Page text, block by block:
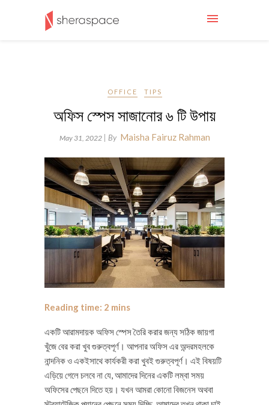
OFFICE TIPS
অফিস স্পেস সাজানোর ৬ টি উপায়
May 31, 2022 | By Maisha Fairuz Rahman
একটি আরামদায়ক অফিস স্পেস তৈরি করার জন্য সঠিক জায়গা
খুঁজে বের করা খুব গুরুত্বপূর্ণ। আপনার অফিস এর অন্দরমহলকে
নান্দনিক ও একইসাথে কার্যকরী করা খুবই গুরুত্বপূর্ণ। এই বিষয়টি
এড়িয়ে গেলে চলবে না যে, আমাদের দিনের একটি লম্বা সময়
অফিসের পেছনে দিতে হয়। যখন আমরা কোনো বিজনেস অথবা